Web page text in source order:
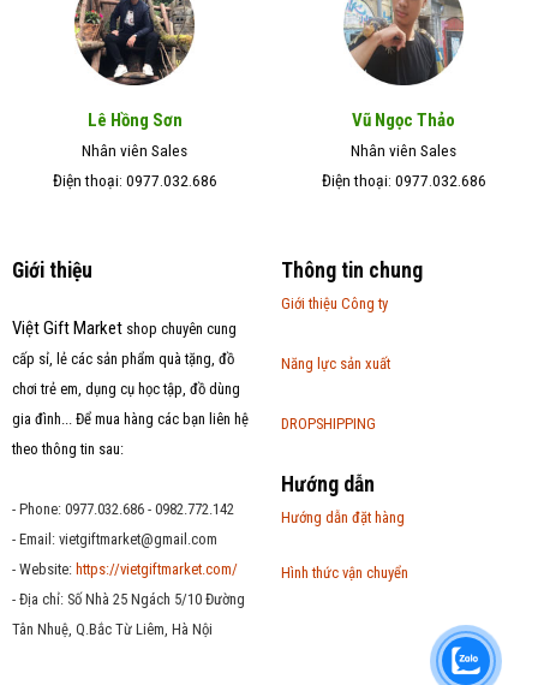
Lê Hồng Sơn
Nhân viên Sales
Điện thoại: 0977.032.686
Vũ Ngọc Thảo
Nhân viên Sales
Điện thoại: 0977.032.686
Giới thiệu
Việt Gift Marketshop chuyên cung
cấp sỉ, lẻ các sản phẩm quà tặng, đồ
chơi trẻ em, dụng cụ học tập, đồ dùng
gia đình... Để mua hàng các bạn liên hệ
theo thông tin sau:
- Phone: 0977.032.686 - 0982.772.142
- Email: vietgiftmarket@gmail.com
- Website: https://vietgiftmarket.com/
- Địa chỉ: Số Nhà 25 Ngách 5/10 Đường
Tân Nhuệ, Q.Bắc Từ Liêm, Hà Nội
Thông tin chung
Giới thiệu Công ty
Năng lực sản xuất
DROPSHIPPING
Hướng dẫn
Hướng dẫn đặt hàng
Hình thức vận chuyển